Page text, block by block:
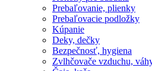
Prebaľovanie, plienky
Prebaľovacie podložky
Kúpanie
Deky, dečky
Bezpečnosť, hygiena
Zvlhčovače vzduchu,